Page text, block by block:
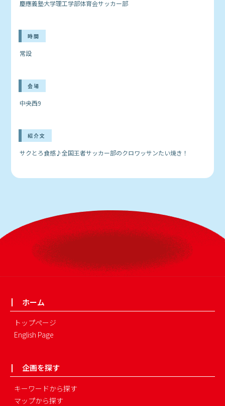
慶應義塾大学理工学部体育会サッカー部
時間
常設
会場
中央西9
紹介文
サクとろ食感♪全国王者サッカー部のクロワッサンたい焼き！
ホーム
トップページ
English Page
企画を探す
キーワードから探す
マップから探す